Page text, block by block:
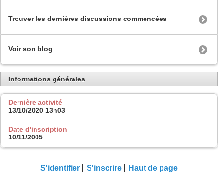
Trouver les dernières discussions commencées
Voir son blog
Informations générales
Dernière activité
13/10/2020 13h03
Date d'inscription
10/11/2005
S'identifier S'inscrire Haut de page